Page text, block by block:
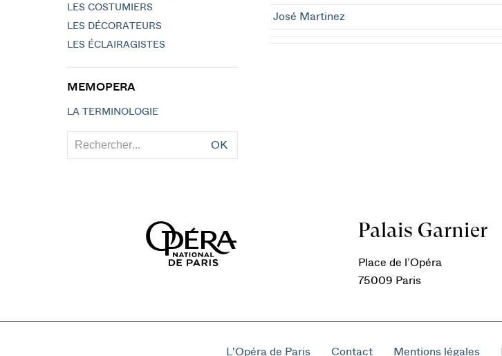
José Martinez
LES COSTUMIERS
LES DÉCORATEURS
LES ÉCLAIRAGISTES
MEMOPERA
LA TERMINOLOGIE
OK
Palais Garnier
Place de l’Opéra
75009 Paris
L'Opéra de Paris Contact Mentions légales